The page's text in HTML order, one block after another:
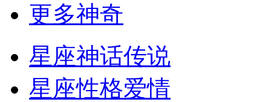
更多神奇
星座神话传说
星座性格爱情